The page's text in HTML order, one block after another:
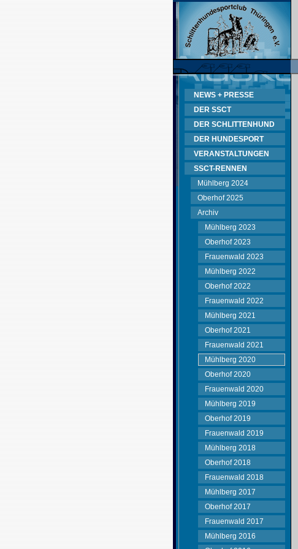
NEWS + PRESSE
DER SSCT
DER SCHLITTENHUND
DER HUNDESPORT
VERANSTALTUNGEN
SSCT-RENNEN
Mühlberg 2024
Oberhof 2025
Archiv
Mühlberg 2023
Oberhof 2023
Frauenwald 2023
Mühlberg 2022
Oberhof 2022
Frauenwald 2022
Mühlberg 2021
Oberhof 2021
Frauenwald 2021
Mühlberg 2020
Oberhof 2020
Frauenwald 2020
Mühlberg 2019
Oberhof 2019
Frauenwald 2019
Mühlberg 2018
Oberhof 2018
Frauenwald 2018
Mühlberg 2017
Oberhof 2017
Frauenwald 2017
Mühlberg 2016